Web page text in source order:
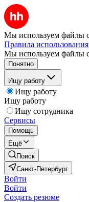
Мы используем файлы
Правила
Мы используем файлы
Понятно
Ищу работу
Ищу работу
Ищу работу
Ищу сотрудника
Сервисы
Помощь
Ещё
Поиск
Санкт-Петербург
Войти
Войти
Создать резюме